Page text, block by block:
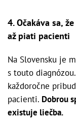
4. Očakáva sa,
až piati pacienti
Na Slovensku je
s touto
každoročne
pacienti. Dobrou
existuje liečba.